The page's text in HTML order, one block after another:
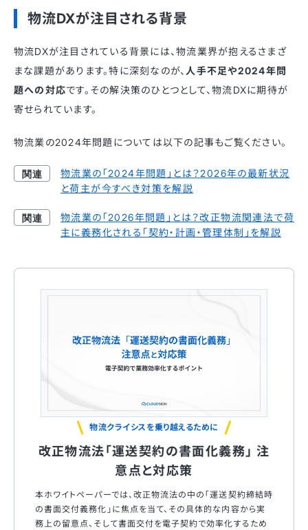
物流DXが注目される背景
物流DXが注目されている背景には、物流業界が抱えるさまざ
まな課題があります。特に深刻なのが、 人手不足や2024年問
題への対応です。その解決策のひとつとして、物流DXに期待が
寄せられています。
物流業の2024年問題については以下の記事もご覧ください。
物流業の「2024年問題」とは？2026年の最新状況
と荷主が今すべき対策を解説
物流業の「2026年問題」とは？改正物流関連法で荷
主に義務化される「契約・計画・管理体制」を解説
物流クライシスを乗り越えるために
改正物流法「運送契約の書面化義務」 注
意点と対応策
本ホワイトペーパーでは、改正物流法の中の「運送契約締結時
の書面交付義務化」に焦点を当て、その具体的な内容から実
務上の留意点、そして書面交付を電子契約で効率化するため